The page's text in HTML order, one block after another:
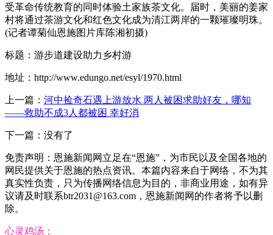
受革命传统教育的同时体验土家族茶文化。届时，美丽的姜家
村将通过茶游文化和红色文化成为清江两岸的一颗璀璨明珠。
(记者谭菊仙恩施图片库陈湘初摄)
标题：游步道建设助力乡村游
地址：http://www.edungo.net/esyl/1970.html
上一篇： 河中捡奇石遇上游放水 两人被困求助好友，哪知
——救助不成3人都被困 幸好消
下一篇：没有了
免责声明：恩施新闻网立足在“恩施”，为市民以及全国各地的
网民提供关于恩施的热点资讯。本篇内容来自于网络，不为其
真实性负责，只为传播网络信息为目的，非商业用途，如有异
议请及时联系btr2031@163.com，恩施新闻网的作者将予以删
除。
心灵鸡汤：